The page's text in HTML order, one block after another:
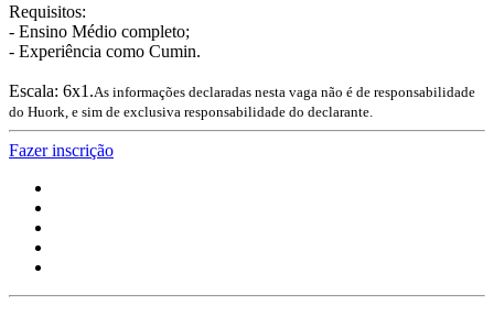
Requisitos:
- Ensino Médio completo;
- Experiência como Cumin.
Escala: 6x1.As informações declaradas nesta vaga não é de responsabilidade
do Huork, e sim de exclusiva responsabilidade do declarante.
Fazer inscrição